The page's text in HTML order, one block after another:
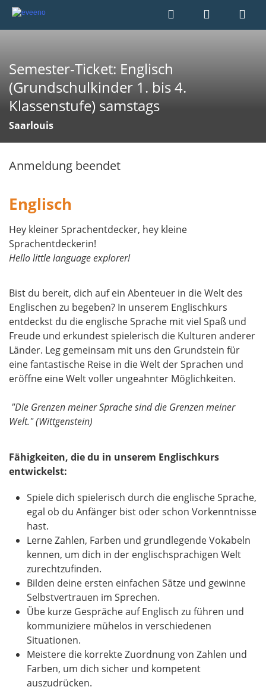
Semester-Ticket: Englisch
(Grundschulkinder 1. bis 4.
Klassenstufe) samstags
Saarlouis
Anmeldung beendet
Englisch
Hey kleiner Sprachentdecker, hey kleine
Sprachentdeckerin!
Hello little language explorer!
Bist du bereit, dich auf ein Abenteuer in die Welt des
Englischen zu begeben? In unserem Englischkurs
entdeckst du die englische Sprache mit viel Spaß und
Freude und erkundest spielerisch die Kulturen anderer
Länder. Leg gemeinsam mit uns den Grundstein für
eine fantastische Reise in die Welt der Sprachen und
eröffne eine Welt voller ungeahnter Möglichkeiten.
"Die Grenzen meiner Sprache sind die Grenzen meiner
Welt." (Wittgenstein)
Fähigkeiten, die du in unserem Englischkurs
entwickelst:
Spiele dich spielerisch durch die englische Sprache,
egal ob du Anfänger bist oder schon Vorkenntnisse
hast.
Lerne Zahlen, Farben und grundlegende Vokabeln
kennen, um dich in der englischsprachigen Welt
zurechtzufinden.
Bilden deine ersten einfachen Sätze und gewinne
Selbstvertrauen im Sprechen.
Übe kurze Gespräche auf Englisch zu führen und
kommuniziere mühelos in verschiedenen
Situationen.
Meistere die korrekte Zuordnung von Zahlen und
Farben, um dich sicher und kompetent
auszudrücken.